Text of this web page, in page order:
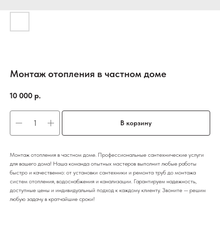
Монтаж отопления в частном доме
10 000 р.
В корзину
Монтаж отопления в частном доме. Профессиональные сантехнические услуги
для вашего дома! Наша команда опытных мастеров выполнит любые работы
быстро и качественно: от установки сантехники и ремонта труб до монтажа
систем отопления, водоснабжения и канализации. Гарантируем надежность,
доступные цены и индивидуальный подход к каждому клиенту. Звоните — решим
любую задачу в кратчайшие сроки!